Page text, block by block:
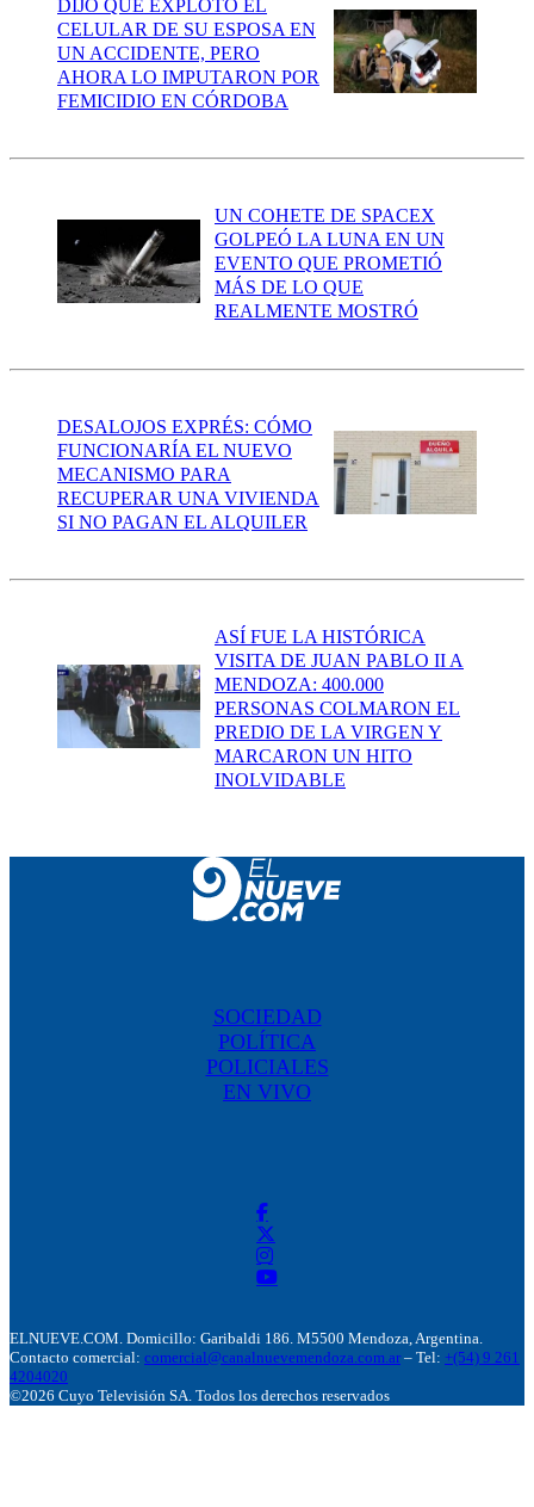
DIJO QUE EXPLOTÓ EL
CELULAR DE SU ESPOSA EN
UN ACCIDENTE, PERO
AHORA LO IMPUTARON POR
FEMICIDIO EN CÓRDOBA
UN COHETE DE SPACEX
GOLPEÓ LA LUNA EN UN
EVENTO QUE PROMETIÓ
MÁS DE LO QUE
REALMENTE MOSTRÓ
DESALOJOS EXPRÉS: CÓMO
FUNCIONARÍA EL NUEVO
MECANISMO PARA
RECUPERAR UNA VIVIENDA
SI NO PAGAN EL ALQUILER
ASÍ FUE LA HISTÓRICA
VISITA DE JUAN PABLO II A
MENDOZA: 400.000
PERSONAS COLMARON EL
PREDIO DE LA VIRGEN Y
MARCARON UN HITO
INOLVIDABLE
SOCIEDAD
POLÍTICA
POLICIALES
EN VIVO
ELNUEVE.COM. Domicillo: Garibaldi 186. M5500 Mendoza, Argentina.
Contacto comercial: comercial@canalnuevemendoza.com.ar – Tel: +(54) 9 261
4204020
©2026 Cuyo Televisión SA. Todos los derechos reservados